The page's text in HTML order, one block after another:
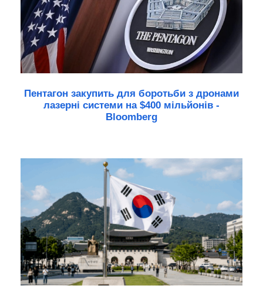
Пентагон закупить для боротьби з дронами
лазерні системи на $400 мільйонів -
Bloomberg